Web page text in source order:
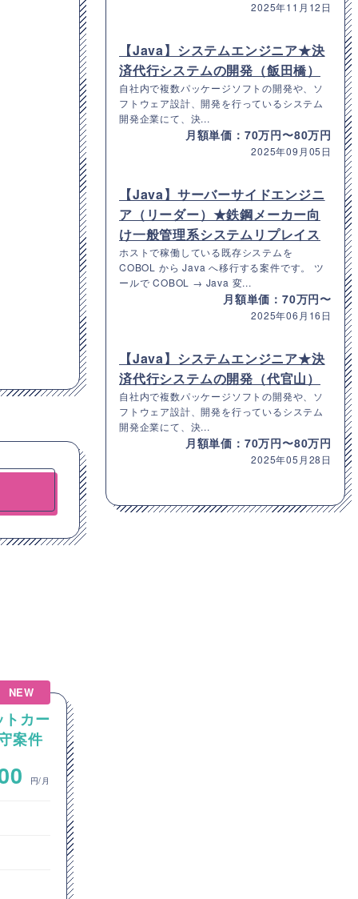
NEW
カー
案件
円/月
2025年11月12日
【Java】システムエンジニア★決
済代行システムの開発（飯田橋）
自社内で複数パッケージソフトの開発や、ソ
フトウェア設計、開発を行っているシステム
開発企業にて、決...
月額単価：70万円〜80万円
2025年09月05日
【Java】サーバーサイドエンジニ
ア（リーダー）★鉄鋼メーカー向
け一般管理系システムリプレイス
ホストで稼働している既存システムを
COBOL から Java へ移行する案件です。 ツ
ールで COBOL → Java 変...
月額単価：70万円〜
2025年06月16日
【Java】システムエンジニア★決
済代行システムの開発（代官山）
自社内で複数パッケージソフトの開発や、ソ
フトウェア設計、開発を行っているシステム
開発企業にて、決...
月額単価：70万円〜80万円
2025年05月28日